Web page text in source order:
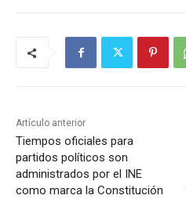
Artículo anterior
Tiempos oficiales para
partidos políticos son
administrados por el INE
como marca la Constitución